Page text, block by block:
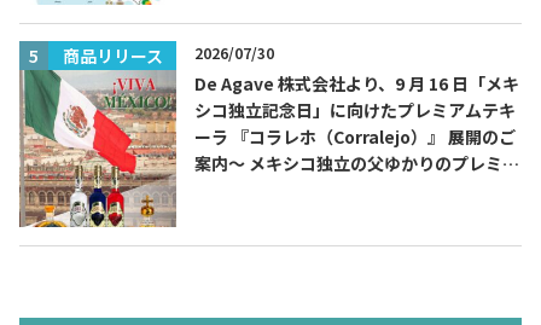
商品リリース 2026/07/30
De Agave 株式会社より、9 月 16 日「メキ
シコ独立記念日」に向けたプレミアムテキ
ーラ 『コラレホ（Corralejo）』 展開のご
案内〜 メキシコ独立の父ゆかりのプレミア